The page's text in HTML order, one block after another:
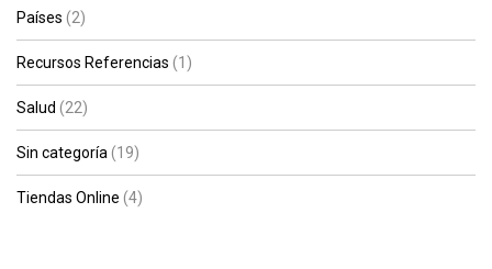
Países (2)
Recursos Referencias (1)
Salud (22)
Sin categoría (19)
Tiendas Online (4)